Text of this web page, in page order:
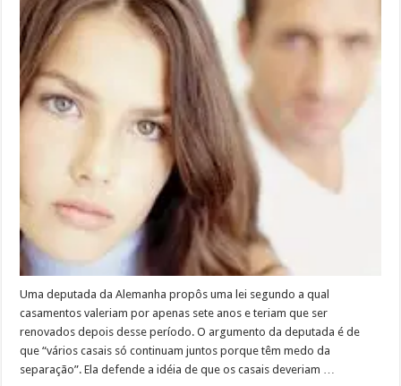
Uma deputada da Alemanha propôs uma lei segundo a qual
casamentos valeriam por apenas sete anos e teriam que ser
renovados depois desse período. O argumento da deputada é de
que “vários casais só continuam juntos porque têm medo da
separação”. Ela defende a idéia de que os casais deveriam …